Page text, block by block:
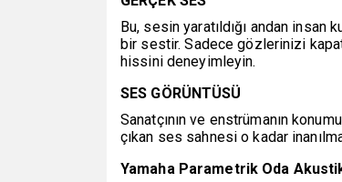
Bu, sesin yaratıldığı andan insan
bir sestir. Sadece gözlerinizi
hissini deneyimleyin.
SES GÖRÜNTÜSÜ
Sanatçının ve enstrümanın
çıkan ses sahnesi o kadar
Yamaha Parametrik Oda